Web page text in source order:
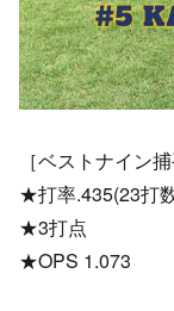
［ベストナイン
★打率.435(23打
★3打点
★OPS 1.073